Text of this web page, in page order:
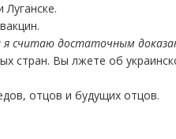
я считаю достаточным
стран. Вы лжете об
отцов и будущих отцов.